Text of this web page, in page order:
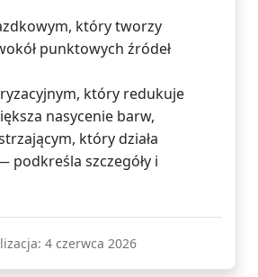
który tworzy
punktowych źródeł
który redukuje
nasycenie barw,
który działa
podkreśla szczegóły i
4 czerwca 2026